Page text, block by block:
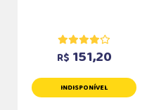
R$ 151,20
INDISPONÍVEL